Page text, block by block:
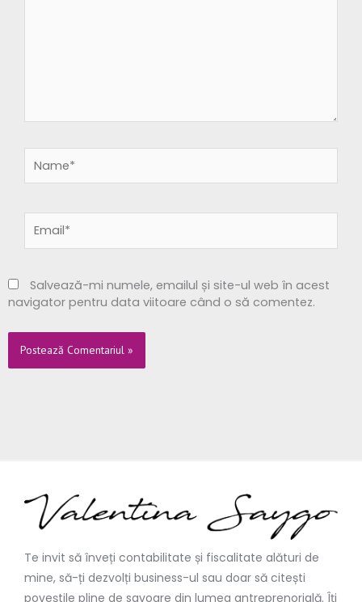
Salvează-mi numele, emailul și site-ul web în acest
navigator pentru data viitoare când o să comentez.
Te invit să înveți contabilitate și fiscalitate alături de
mine, să-ți dezvolți business-ul sau doar să citești
poveștile pline de savoare din lumea antreprenorială. Îți